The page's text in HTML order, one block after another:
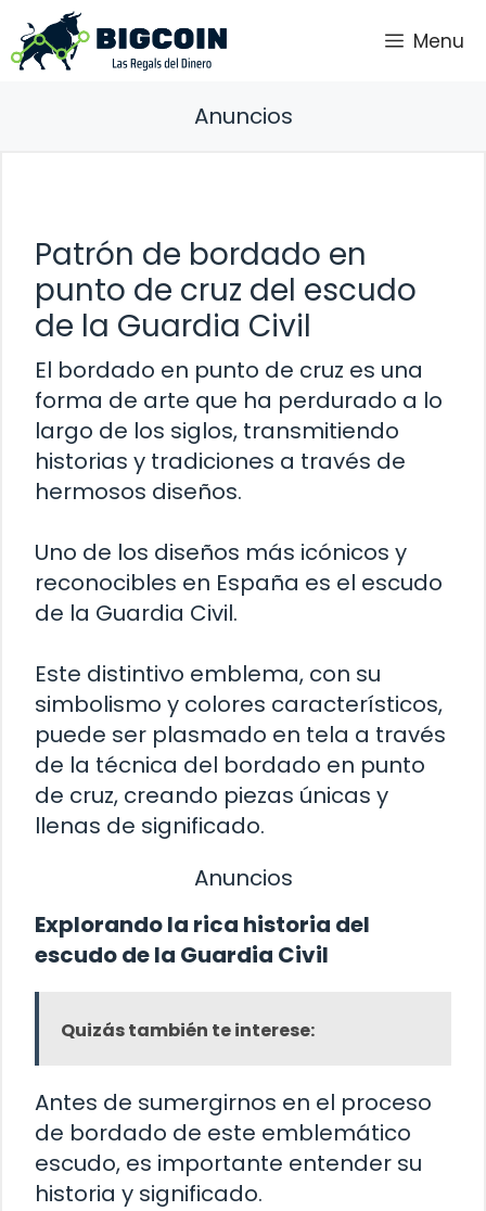
Saltar
al
contenido
Menu
Anuncios
Patrón de bordado en
punto de cruz del escudo
de la Guardia Civil
El bordado en punto de cruz es una
forma de arte que ha perdurado a lo
largo de los siglos, transmitiendo
historias y tradiciones a través de
hermosos diseños.
Uno de los diseños más icónicos y
reconocibles en España es el escudo
de la Guardia Civil.
Este distintivo emblema, con su
simbolismo y colores característicos,
puede ser plasmado en tela a través
de la técnica del bordado en punto
de cruz, creando piezas únicas y
llenas de significado.
Anuncios
Explorando la rica historia del
escudo de la Guardia Civil
Quizás también te interese:
Antes de sumergirnos en el proceso
de bordado de este emblemático
escudo, es importante entender su
historia y significado.